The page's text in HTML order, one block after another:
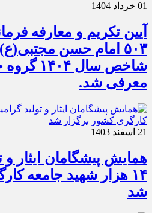
01 خرداد 1404
آیین تکریم و معارفه
۵۰۳ امام حسن
شاخص سال
معرفی شد.
21 اسفند 1403
همایش پیشگامان ایثار و
۱۴ هزار شهید جامعه
شد